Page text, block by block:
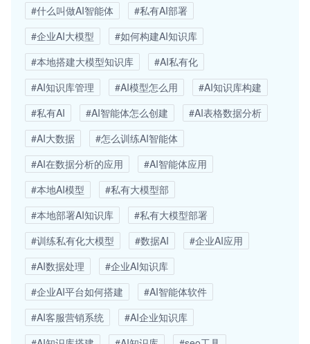
#什么叫做AI智能体
#私有AI部署
#企业AI大模型
#如何构建AI知识库
#本地搭建大模型知识库
#AI私有化
#AI知识库管理
#AI模型怎么用
#AI知识库构建
#私有AI
#AI智能体怎么创建
#AI表格数据分析
#AI大数据
#怎么训练AI智能体
#AI在数据分析的应用
#AI智能体应用
#本地AI模型
#私有大模型部
#本地部署AI知识库
#私有大模型部署
#训练私有化大模型
#数据AI
#企业AI应用
#AI数据处理
#企业AI知识库
#企业AI平台如何搭建
#AI智能体软件
#AI客服营销系统
#AI企业知识库